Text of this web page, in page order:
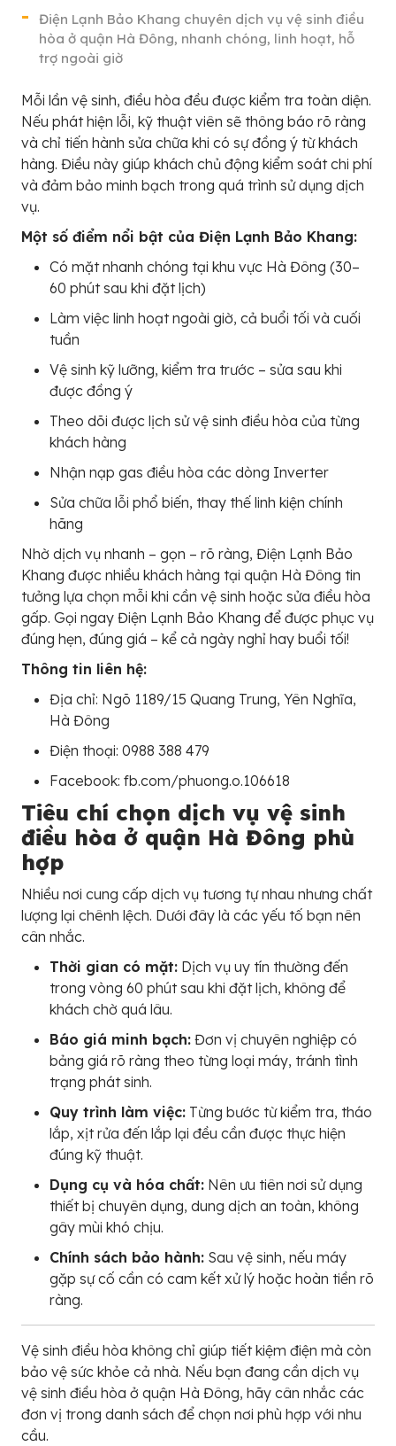
Điện Lạnh Bảo Khang chuyên dịch vụ vệ sinh điều
hòa ở quận Hà Đông, nhanh chóng, linh hoạt, hỗ
trợ ngoài giờ
Mỗi lần vệ sinh, điều hòa đều được kiểm tra toàn diện.
Nếu phát hiện lỗi, kỹ thuật viên sẽ thông báo rõ ràng
và chỉ tiến hành sửa chữa khi có sự đồng ý từ khách
hàng. Điều này giúp khách chủ động kiểm soát chi phí
và đảm bảo minh bạch trong quá trình sử dụng dịch
vụ.
Một số điểm nổi bật của Điện Lạnh Bảo Khang:
Có mặt nhanh chóng tại khu vực Hà Đông (30–
60 phút sau khi đặt lịch)
Làm việc linh hoạt ngoài giờ, cả buổi tối và cuối
tuần
Vệ sinh kỹ lưỡng, kiểm tra trước – sửa sau khi
được đồng ý
Theo dõi được lịch sử vệ sinh điều hòa của từng
khách hàng
Nhận nạp gas điều hòa các dòng Inverter
Sửa chữa lỗi phổ biến, thay thế linh kiện chính
hãng
Nhờ dịch vụ nhanh – gọn – rõ ràng, Điện Lạnh Bảo
Khang được nhiều khách hàng tại quận Hà Đông tin
tưởng lựa chọn mỗi khi cần vệ sinh hoặc sửa điều hòa
gấp. Gọi ngay Điện Lạnh Bảo Khang để được phục vụ
đúng hẹn, đúng giá – kể cả ngày nghỉ hay buổi tối!
Thông tin liên hệ:
Địa chỉ: Ngõ 1189/15 Quang Trung, Yên Nghĩa,
Hà Đông
Điện thoại: 0988 388 479
Facebook: fb.com/phuong.o.106618
Tiêu chí chọn dịch vụ vệ sinh
điều hòa ở quận Hà Đông phù
hợp
Nhiều nơi cung cấp dịch vụ tương tự nhau nhưng chất
lượng lại chênh lệch. Dưới đây là các yếu tố bạn nên
cân nhắc.
Thời gian có mặt: Dịch vụ uy tín thường đến
trong vòng 60 phút sau khi đặt lịch, không để
khách chờ quá lâu.
Báo giá minh bạch: Đơn vị chuyên nghiệp có
bảng giá rõ ràng theo từng loại máy, tránh tình
trạng phát sinh.
Quy trình làm việc: Từng bước từ kiểm tra, tháo
lắp, xịt rửa đến lắp lại đều cần được thực hiện
đúng kỹ thuật.
Dụng cụ và hóa chất: Nên ưu tiên nơi sử dụng
thiết bị chuyên dụng, dung dịch an toàn, không
gây mùi khó chịu.
Chính sách bảo hành: Sau vệ sinh, nếu máy
gặp sự cố cần có cam kết xử lý hoặc hoàn tiền rõ
ràng.
Vệ sinh điều hòa không chỉ giúp tiết kiệm điện mà còn
bảo vệ sức khỏe cả nhà. Nếu bạn đang cần dịch vụ
vệ sinh điều hòa ở quận Hà Đông, hãy cân nhắc các
đơn vị trong danh sách để chọn nơi phù hợp với nhu
cầu.